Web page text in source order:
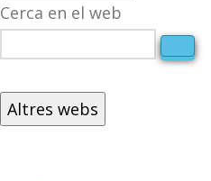
Cerca en el web
Altres webs